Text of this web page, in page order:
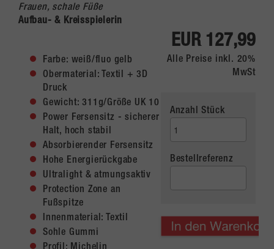
Frauen, schale Füße
Aufbau- & Kreisspielerin
Farbe: weiß/fluo gelb
Obermaterial: Textil + 3D
Druck
Gewicht: 311g/Größe UK 10
Power Fersensitz - sicherer
Halt, hoch stabil
Absorbierender Fersensitz
Hohe Energierückgabe
Ultralight & atmungsaktiv
Protection Zone an
Fußspitze
Innenmaterial: Textil
Sohle Gummi
EUR 127,99
Alle Preise inkl. 20%
MwSt
Anzahl Stück
Bestellreferenz